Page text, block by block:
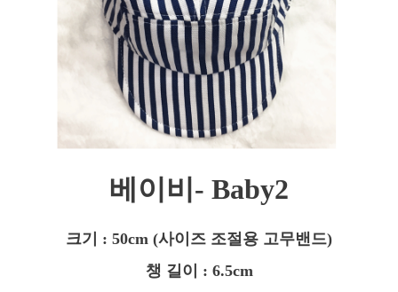
베이비- Baby2
크기 : 50cm (사이즈 조절용 고무밴드)
챙 길이 : 6.5cm